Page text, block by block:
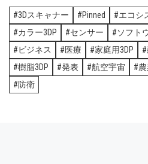
3Dスキャナー Pinned エコシ
カラー3DP
センサー ソフト
ビジネス
医療 家庭用3DP
樹脂3DP
発表 航空宇宙
防衛